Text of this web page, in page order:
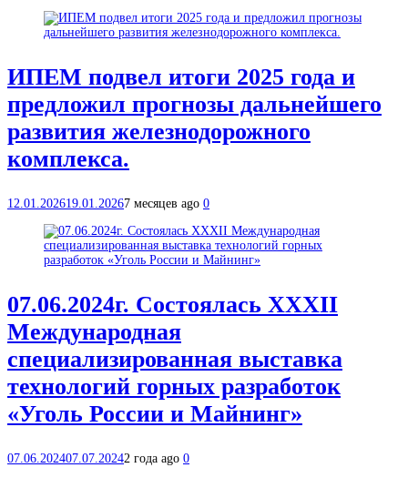
ИПЕМ подвел итоги 2025 года и
предложил прогнозы дальнейшего
развития железнодорожного
комплекса.
12.01.202619.01.20267 месяцев ago 0
07.06.2024г. Состоялась XXXII
Международная
специализированная выставка
технологий горных разработок
«Уголь России и Майнинг»
07.06.202407.07.20242 года ago 0